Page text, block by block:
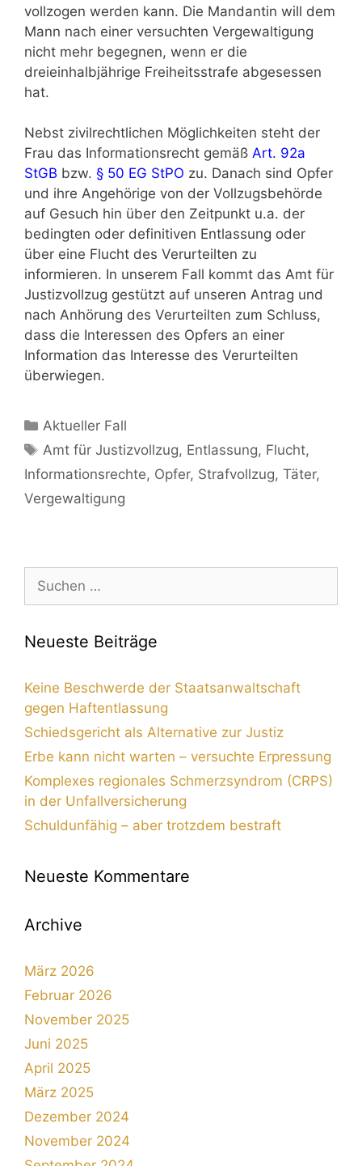
vollzogen werden kann. Die Mandantin will dem
Mann nach einer versuchten Vergewaltigung
nicht mehr begegnen, wenn er die
dreieinhalbjährige Freiheitsstrafe abgesessen
hat.
Nebst zivilrechtlichen Möglichkeiten steht der
Frau das Informationsrecht gemäß Art. 92a
StGB bzw. § 50 EG StPO zu. Danach sind Opfer
und ihre Angehörige von der Vollzugsbehörde
auf Gesuch hin über den Zeitpunkt u.a. der
bedingten oder definitiven Entlassung oder
über eine Flucht des Verurteilten zu
informieren. In unserem Fall kommt das Amt für
Justizvollzug gestützt auf unseren Antrag und
nach Anhörung des Verurteilten zum Schluss,
dass die Interessen des Opfers an einer
Information das Interesse des Verurteilten
überwiegen.
Aktueller Fall
Amt für Justizvollzug, Entlassung, Flucht,
Informationsrechte, Opfer, Strafvollzug, Täter,
Vergewaltigung
Neueste Beiträge
Keine Beschwerde der Staatsanwaltschaft
gegen Haftentlassung
Schiedsgericht als Alternative zur Justiz
Erbe kann nicht warten – versuchte Erpressung
Komplexes regionales Schmerzsyndrom (CRPS)
in der Unfallversicherung
Schuldunfähig – aber trotzdem bestraft
Neueste Kommentare
Archive
März 2026
Februar 2026
November 2025
Juni 2025
April 2025
März 2025
Dezember 2024
November 2024